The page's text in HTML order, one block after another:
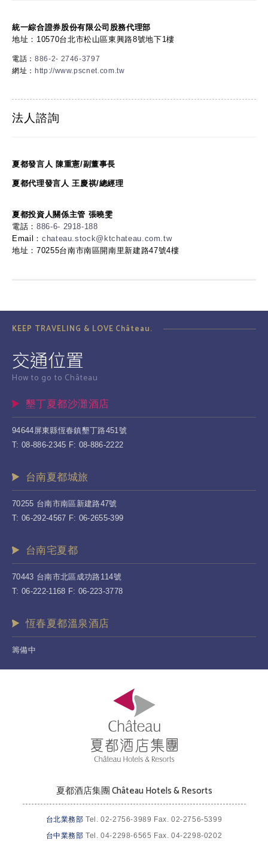
統一綜合證券股份有限公司股務代理部
地址：10570台北市松山區東興路8號地下1樓
電話： 886-2- 2746-3797
網址： http://www.pscnet.com.tw
法人諮詢
夏都發言人 陳重憲/副董事長
夏都代理發言人 王慶祺/總經理
夏都投資人關係主管 張曉雯
電話： 886-6- 2918-188
Email： chateau.stock@ktchateau.com.tw
地址：70255台南市南區開南里新建路47號4樓
KEEP TRAVELING & LOVE Château.
交通位置
How to go to Château
墾丁夏都沙灘酒店
94644屏東縣恆春鎮墾丁路451號
T: 08-886-2345 F: 08-886-2222
台南夏都城旅
70255 台南市南區新建路47號
T: 06-292-4567 F: 06-2655-399
台南宅夏都
70443 台南市北區成功路114號
T: 06-222-1168 F: 06-223-3778
恆春夏都溫泉酒店
籌備中
夏都酒店集團 Château Hotels & Resorts
台北業務部 Tel. 02-2756-3989 Fax. 02-2756-5399
台中業務部 Tel. 04-2298-6565 Fax. 04-2298-0202